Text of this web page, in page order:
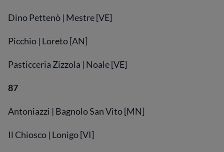
Dino Pettenò | Mestre [VE]
Picchio | Loreto [AN]
Pasticceria Zizzola | Noale [VE]
87
Antoniazzi | Bagnolo San Vito [MN]
Il Chiosco | Lonigo [VI]